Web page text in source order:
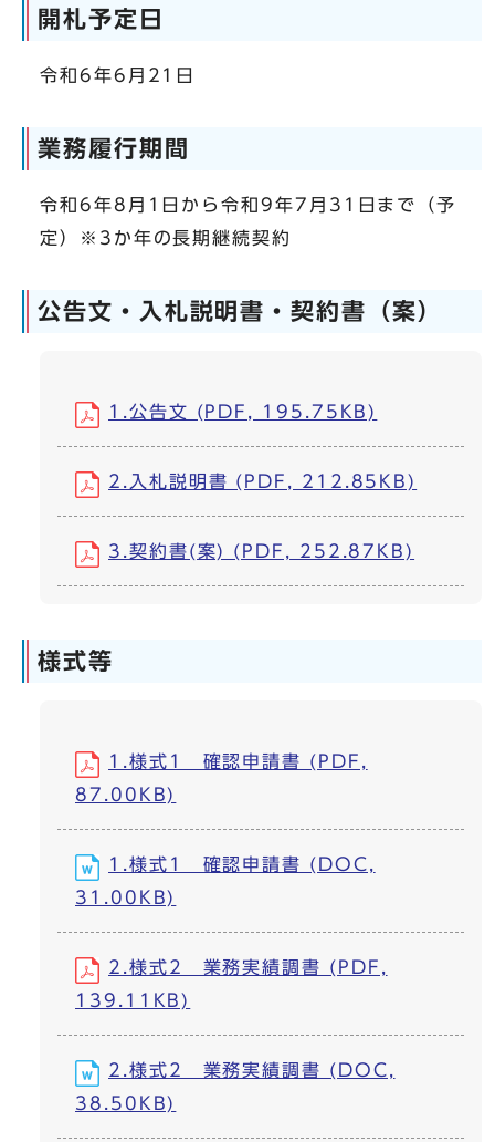
開札予定日
令和6年6月21日
業務履行期間
令和6年8月1日から令和9年7月31日まで（予
定）※3か年の長期継続契約
公告文・入札説明書・契約書（案）
1.公告文 (PDF, 195.75KB)
2.入札説明書 (PDF, 212.85KB)
3.契約書(案) (PDF, 252.87KB)
様式等
1.様式1 確認申請書 (PDF,
87.00KB)
1.様式1 確認申請書 (DOC,
31.00KB)
2.様式2 業務実績調書 (PDF,
139.11KB)
2.様式2 業務実績調書 (DOC,
38.50KB)